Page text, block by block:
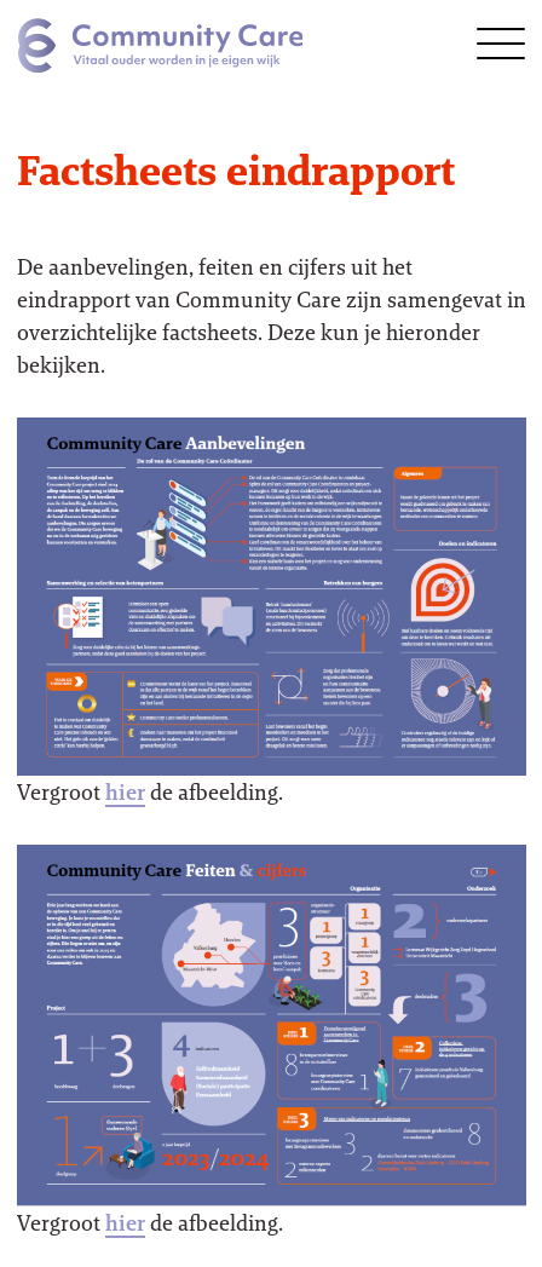
Vragen?
Factsheets eindrapport
De aanbevelingen, feiten en cijfers uit het
eindrapport van Community Care zijn samengevat in
overzichtelijke factsheets. Deze kun je hieronder
bekijken.
Vergroothierde afbeelding.
Vergroothierde afbeelding.